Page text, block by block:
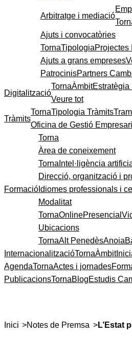
Arbitratge i mediació
Ajuts i convocatòries
TornaTipologiaProjectes
Ajuts a grans empreses
PatrocinisPartners
Digitalització
TornaÀmbitEstratègia
Veure tot
Tràmits
TornaTipologia Tràmits
Oficina de Gestió
Formació
Torna
Àrea de coneixement
Torna Intel·ligència
Direcció, organització i
Idiomes professionals i
Modalitat
TornaOnlinePresencial
Ubicacions
TornaAlt PenedèsAnoia
InternacionalitzacióTornaÀmbit
AgendaTornaActes i jornades
PublicacionsTornaBlogEstudis
Inici >Notes de Premsa >L’Estat